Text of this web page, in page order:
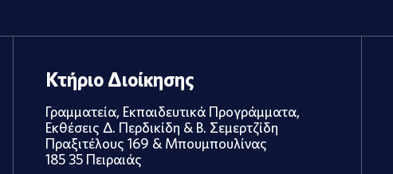
Κτήριο Διοίκησης
Γραμματεία, Εκπαιδευτικά Προγράμματα,
Εκθέσεις Δ. Περδικίδη & Β. Σεμερτζίδη
Πραξιτέλους 169 & Μπουμπουλίνας
185 35 Πειραιάς